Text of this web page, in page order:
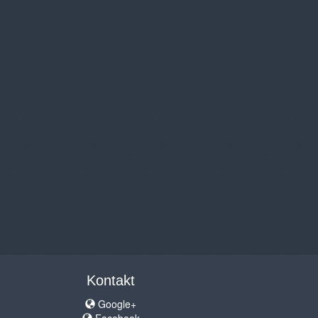
Kontakt
Google+